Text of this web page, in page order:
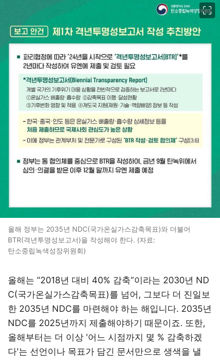
올해 정부는 2035년 NDC(국가온실가스감축목표)와 더불어
BTR(격년투명성보고서)을 작성해야 한다. (자료:
탄소중립녹색성장위원회)
올해는 “2018년 대비 40% 감축”이라는 2030년 ND
C(국가온실가스감축목표)를 넘어, 그보다 더 진일보
한 2035년 NDC를 마련해야 하는 해입니다. 2035년
NDC를 2025년까지 제출해야하기 때문이죠. 또한,
올해부터는 더 이상 '어느 시점까지 몇 % 감축하겠
다'는 선언이나 목표가 담긴 문서만으로 생색을 낼